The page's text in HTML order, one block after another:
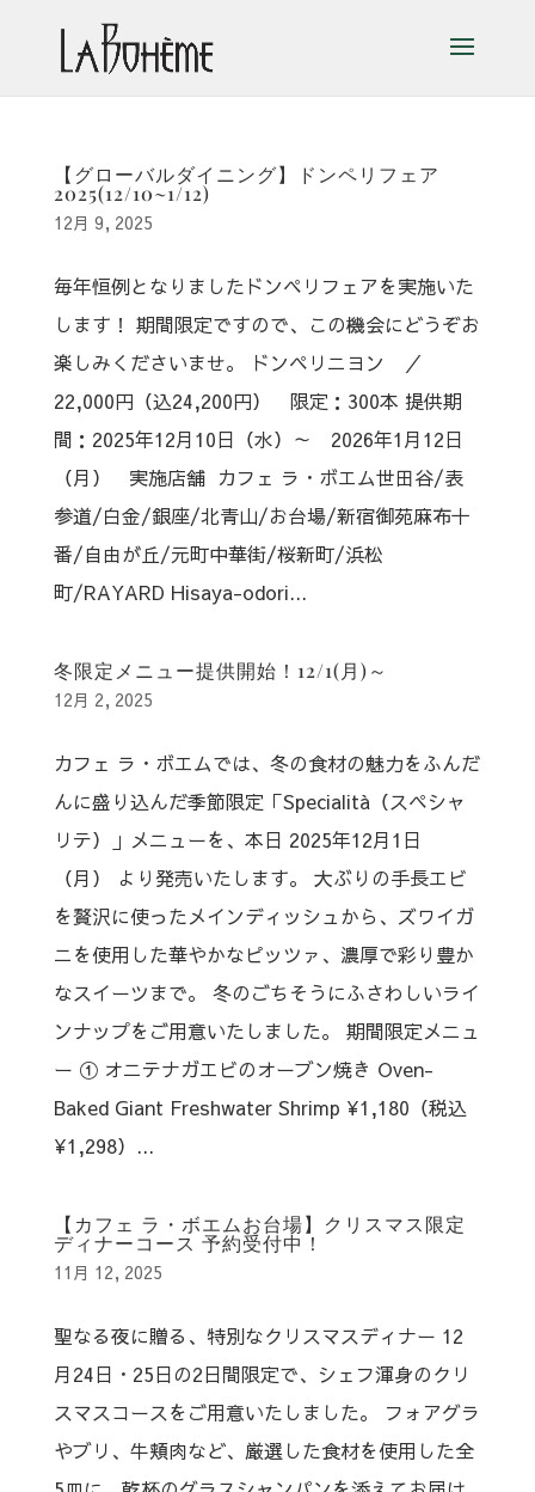
【グローバルダイニング】ドンペリフェア
2025(12/10~1/12)
12月 9, 2025
毎年恒例となりましたドンペリフェアを実施いた
します！ 期間限定ですので、この機会にどうぞお
楽しみくださいませ。 ドンペリニヨン ／
22,000円（込24,200円） 限定：300本 提供期
間：2025年12月10日（水）～ 2026年1月12日
（月） 実施店舗 カフェ ラ・ボエム世田谷/表
参道/白金/銀座/北青山/お台場/新宿御苑麻布十
番/自由が丘/元町中華街/桜新町/浜松
町/RAYARD Hisaya-odori...
冬限定メニュー提供開始！12/1(月)～
12月 2, 2025
カフェ ラ・ボエムでは、冬の食材の魅力をふんだ
んに盛り込んだ季節限定「Specialità（スペシャ
リテ）」メニューを、本日 2025年12月1日
（月） より発売いたします。 大ぶりの手長エビ
を贅沢に使ったメインディッシュから、ズワイガ
ニを使用した華やかなピッツァ、濃厚で彩り豊か
なスイーツまで。 冬のごちそうにふさわしいライ
ンナップをご用意いたしました。 期間限定メニュ
ー ① オニテナガエビのオーブン焼き Oven-
Baked Giant Freshwater Shrimp ¥1,180（税込
¥1,298）...
【カフェ ラ・ボエムお台場】クリスマス限定
ディナーコース 予約受付中！
11月 12, 2025
聖なる夜に贈る、特別なクリスマスディナー 12
月24日・25日の2日間限定で、シェフ渾身のクリ
スマスコースをご用意いたしました。 フォアグラ
やブリ、牛頬肉など、厳選した食材を使用した全